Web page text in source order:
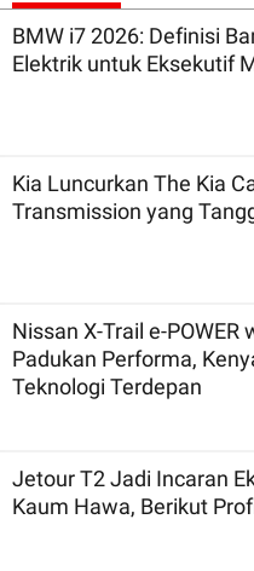
BMW i7 2026: Definisi
Elektrik untuk Eksekutif
Kia Luncurkan The Kia
Transmission yang
Nissan X-Trail e-POWER
Padukan Performa,
Teknologi Terdepan
Jetour T2 Jadi Incaran
Kaum Hawa, Berikut